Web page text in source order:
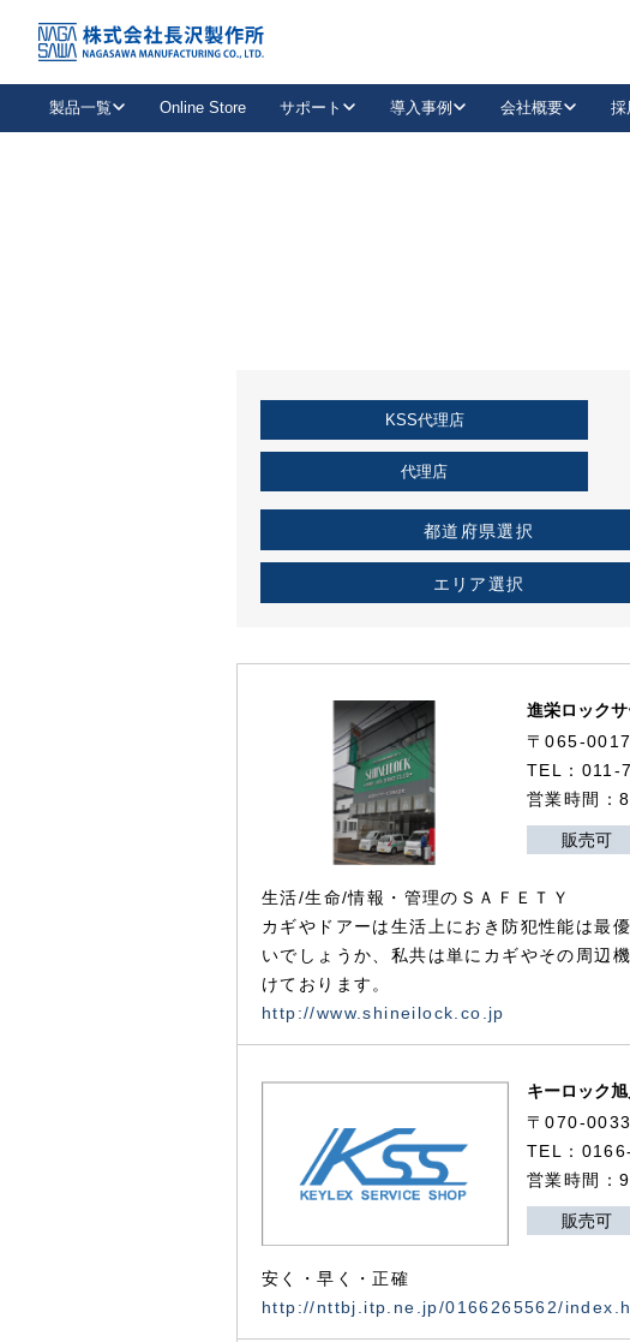
製品一覧
キーレックスを品番からお探しいただけます。
Online Store サポート
取扱店情報
お役立ち情報
導入事例
企業様採用事例
会社概要 採
KSS加盟店・取扱店情報
店舗一覧
KSS代理店
代理店
都道府県選択
エリア選択
進栄ロックサ
〒065-
TEL：011-
営業時間：
販売可
生活/生命/情報・管理のＳＡＦＥＴＹ
カギやドアーは生活上におき防犯性能は最
いでしょうか、私共は単にカギやその周辺
けております。
http://www.shineilock.co.jp
キーロック旭
〒070-
TEL：
営業時間：
販売可
安く・早く・正確
http://nttbj.itp.ne.jp/0166265562/